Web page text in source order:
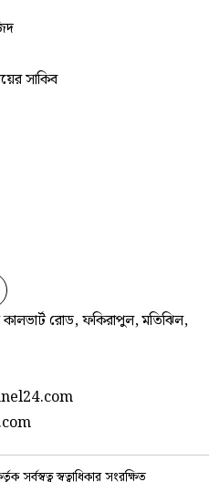
সাকিব
কালভার্ট রোড, ফকিরাপুল, মতিঝিল,
স্বত্বাধিকার সংরক্ষিত